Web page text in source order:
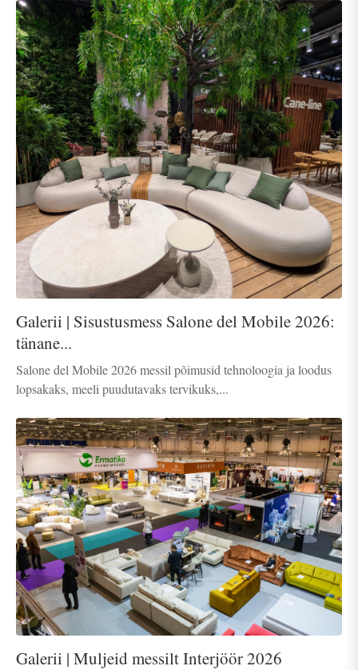
Galerii | Sisustusmess Salone del Mobile 2026:
tänane...
Salone del Mobile 2026 messil põimusid tehnoloogia ja loodus
lopsakaks, meeli puudutavaks tervikuks,...
Galerii | Muljeid messilt Interjöör 2026